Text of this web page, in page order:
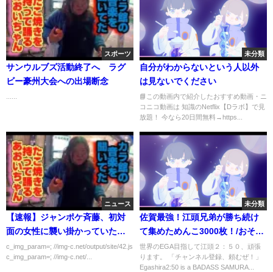
スポーツ
サンウルブズ活動終了へ ラグ
ビー豪州大会への出場断念
未分類
自分がわからないという人以外
は見ないでください
📘この動画内で紹介したおすすめ動画・ニ
コニコ動画は 知識のNetflix【Dラボ】で見
放題！ 今なら20日間無料→https...
ニュース
【速報】ジャンポケ斉藤、初対
面の女性に襲い掛かっていたｗ
ｗｗｗｗｗ
c_img_param=; //img-c.net/output/site/42.js
c_img_param=; //img-c.net/...
未分類
佐賀最強！江頭兄弟が勝ち続け
て集めためんこ3000枚！/おそ
松・手塚治虫・少年ジャンプ・
特撮・昭和
世界のEGA目指して江頭２：５０、頑張
ります。 「チャンネル登録、頼むぜ！」
Egashira2:50 is a BADASS SAMURA...